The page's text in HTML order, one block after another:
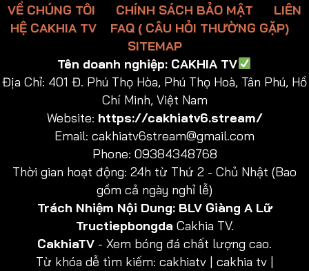
VỀ CHÚNG TÔI CHÍNH SÁCH BẢO MẬT
LIÊN
HỆ CAKHIA TV
FAQ ( CÂU HỎI THƯỜNG GẶP)
SITEMAP
Tên doanh nghiệp: CAKHIA TV
Địa Chỉ: 401 Đ. Phú Thọ Hòa, Phú Thọ Hoà, Tân Phú, Hồ
Chí Minh, Việt Nam
Website: https://cakhiatv6.stream/
Email: cakhiatv6stream@gmail.com
Phone: 09384348768
Thời gian hoạt động: 24h từ Thứ 2 - Chủ Nhật (Bao
gồm cả ngày nghỉ lễ)
Trách Nhiệm Nội Dung: BLV Giàng A Lữ
Tructiepbongda Cakhia TV.
CakhiaTV - Xem bóng đá chất lượng cao.
Từ khóa dễ tìm kiếm: cakhiatv | cakhia tv |